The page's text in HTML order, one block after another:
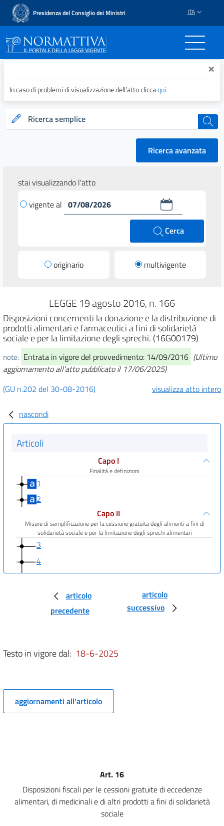
Presidenza del Consiglio dei Ministri ITA
Normattiva - Il portale ×
In caso di problemi di visualizzazione dell’atto cliccaqui
Ricerca semplice cerca
Ricerca avanzata
stai visualizzando l'atto
vigente al
Cerca
originario multivigente
LEGGE 19 agosto 2016, n. 166
Disposizioni concernenti la donazione e la distribuzione di
prodotti alimentari e farmaceutici a fini di solidarietà
sociale e per la limitazione degli sprechi. (16G00179)
note: Entrata in vigore del provvedimento: 14/09/2016 (Ultimo
aggiornamento all'atto pubblicato il 17/06/2025)
(GU n.202 del 30-08-2016)
visualizza atto intero
nascondi
Articoli
Capo I
Finalità e definizioni
1
2
Capo II
Misure di semplificazione per la cessione gratuita degli alimenti a fini di
solidarietà sociale e per la limitazione degli sprechi alimentari
3
4
5
10
Capo III
Ulteriori misure per favorire la cessione gratuita di prodotti alimentari,
17
articolo
precedente
articolo
successivo
Testo in vigore dal: 18-6-2025
aggiornamenti all'articolo
Art. 16
Disposizioni fiscali per le cessioni gratuite di eccedenze
alimentari, di medicinali e di altri prodotti a fini di solidarietà
sociale